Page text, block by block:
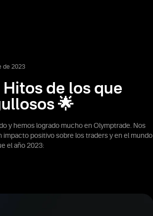
de 2023
de los que
🌟
y hemos logrado mucho en Olymptrade. Nos
positivo sobre los traders y en el mundo
el año 2023: